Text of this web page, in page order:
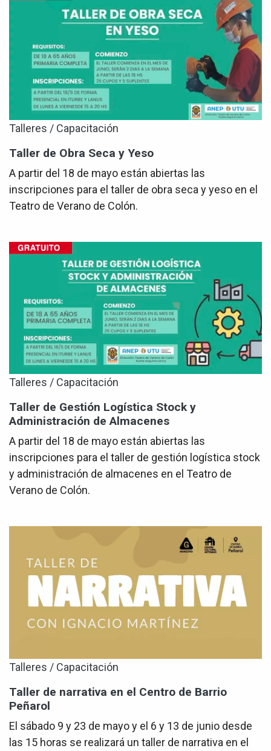
Talleres / Capacitación
Taller de Obra Seca y Yeso
A partir del 18 de mayo están abiertas las
inscripciones para el taller de obra seca y yeso en el
Teatro de Verano de Colón.
Talleres / Capacitación
Taller de Gestión Logística Stock y
Administración de Almacenes
A partir del 18 de mayo están abiertas las
inscripciones para el taller de gestión logística stock
y administración de almacenes en el Teatro de
Verano de Colón.
Talleres / Capacitación
Taller de narrativa en el Centro de Barrio
Peñarol
El sábado 9 y 23 de mayo y el 6 y 13 de junio desde
las 15 horas se realizará un taller de narrativa en el